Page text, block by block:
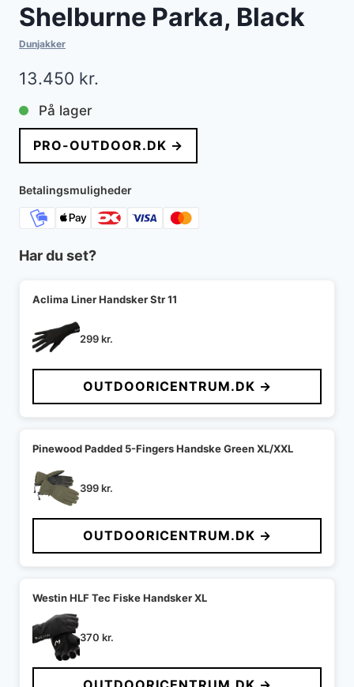
Shelburne Parka, Black
Dunjakker
13.450 kr.
På lager
PRO-OUTDOOR.DK →
Betalingsmuligheder
Har du set?
Aclima Liner Handsker Str 11
299kr.
OUTDOORICENTRUM.DK →
Pinewood Padded 5-Fingers Handske Green XL/XXL
399kr.
OUTDOORICENTRUM.DK →
Westin HLF Tec Fiske Handsker XL
370 kr.